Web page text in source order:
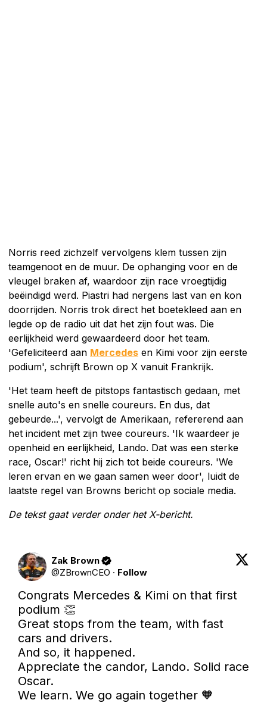
Norris reed zichzelf vervolgens klem tussen zijn
teamgenoot en de muur. De ophanging voor en de
vleugel braken af, waardoor zijn race vroegtijdig
beëindigd werd. Piastri had nergens last van en kon
doorrijden. Norris trok direct het boetekleed aan en
legde op de radio uit dat het zijn fout was. Die
eerlijkheid werd gewaardeerd door het team.
'Gefeliciteerd aan Mercedes en Kimi voor zijn eerste
podium', schrijft Brown op X vanuit Frankrijk.
'Het team heeft de pitstops fantastisch gedaan, met
snelle auto's en snelle coureurs. En dus, dat
gebeurde...', vervolgt de Amerikaan, refererend aan
het incident met zijn twee coureurs. 'Ik waardeer je
openheid en eerlijkheid, Lando. Dat was een sterke
race, Oscar!' richt hij zich tot beide coureurs. 'We
leren ervan en we gaan samen weer door', luidt de
laatste regel van Browns bericht op sociale media.
De tekst gaat verder onder het X-bericht.
Zak Brown
@ZBrownCEO · Follow
Congrats Mercedes & Kimi on that first
podium 👏
Great stops from the team, with fast
cars and drivers.
And so, it happened.
Appreciate the candor, Lando. Solid race
Oscar.
We learn. We go again together 🧡